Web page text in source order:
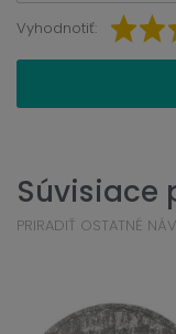
Vyhodnotiť:
Súvisiace
PRIRADIŤ OSTATNÉ